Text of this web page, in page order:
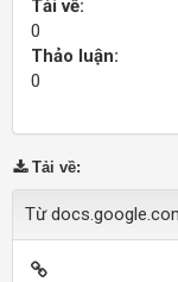
Tải về:
0
Thảo luận:
0
Tải về:
Từ